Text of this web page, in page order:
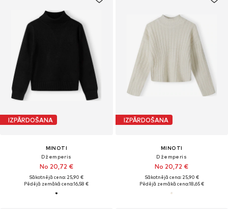
IZPĀRDOŠANA
MINOTI
Džemperis
No 20,72 €
Sākotnējā cena: 25,90 €
Pēdējā zemākā cena:16,58 €
IZPĀRDOŠANA
MINOTI
Džemperis
No 20,72 €
Sākotnējā cena: 25,90 €
Pēdējā zemākā cena:18,65 €